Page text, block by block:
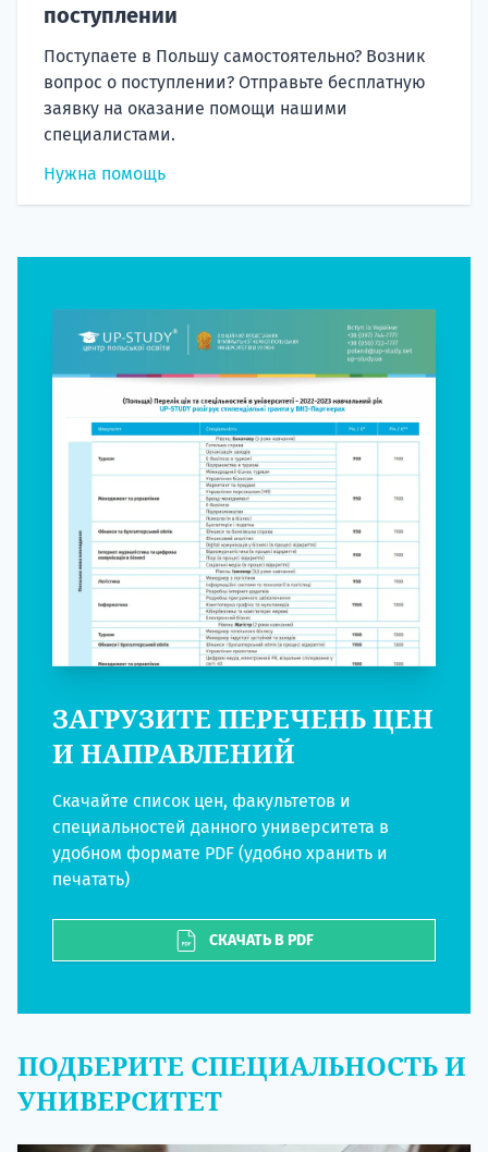
поступлении
Поступаете в Польшу самостоятельно? Возник
вопрос о поступлении? Отправьте бесплатную
заявку на оказание помощи нашими
специалистами.
Нужна помощь
ЗАГРУЗИТЕ ПЕРЕЧЕНЬ ЦЕН
И НАПРАВЛЕНИЙ
Скачайте список цен, факультетов и
специальностей данного университета в
удобном формате PDF (удобно хранить и
печатать)
СКАЧАТЬ В PDF
ПОДБЕРИТЕ СПЕЦИАЛЬНОСТЬ И
УНИВЕРСИТЕТ